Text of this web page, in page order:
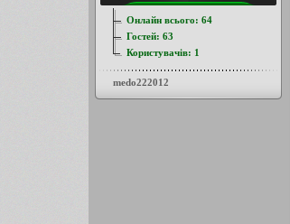
Онлайн всього: 64
Гостей: 63
Користувачів: 1
medo222012